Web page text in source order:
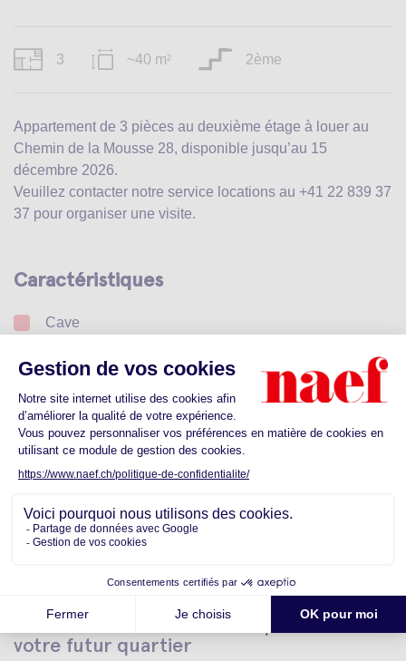
3 ~40 m 2 2ème
Appartement de 3 pièces au deuxième étage à louer au
Chemin de la Mousse 28, disponible jusqu’au 15
décembre 2026.
Veuillez contacter notre service locations au +41 22 839 37
37 pour organiser une visite.
Caractéristiques
Cave
Votre garantie de loyer sans dépôt bancaire
Dès CHF 25.-
Découvrez les commodités proches de
votre futur quartier